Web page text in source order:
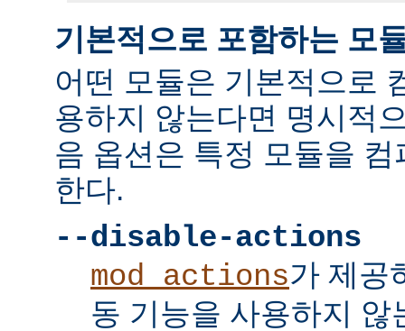
기본적으로 포함하는 모
어떤 모듈은 기본적으로
용하지 않는다면 명시적
음 옵션은 특정 모듈을
한다.
--disable-actions
mod_actions가 제공
동 기능을 사용하지 않